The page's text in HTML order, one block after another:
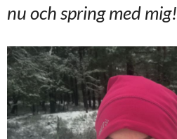
nu och spring med mig!